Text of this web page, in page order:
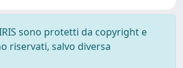
sono protetti da copyright e
riservati, salvo diversa